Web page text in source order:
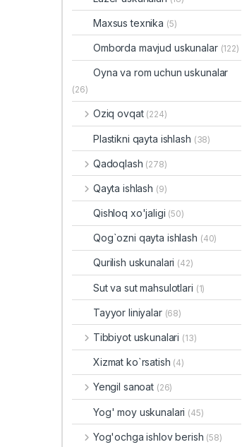
Maxsus texnika (5)
Omborda mavjud uskunalar (122)
Oyna va rom uchun uskunalar
(26)
Oziq ovqat (224)
Plastikni qayta ishlash (38)
Qadoqlash (278)
Qayta ishlash (9)
Qishloq xo'jaligi (50)
Qog`ozni qayta ishlash (40)
Qurilish uskunalari (42)
Sut va sut mahsulotlari (1)
Tayyor liniyalar (68)
Tibbiyot uskunalari (13)
Xizmat ko`rsatish (4)
Yengil sanoat (26)
Yog' moy uskunalari (45)
Yog'ochga ishlov berish (58)